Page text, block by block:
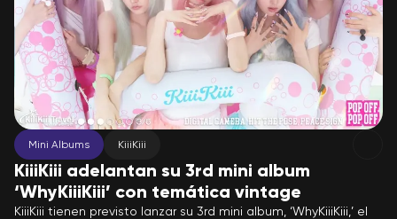
Mini Albums KiiiKiii
KiiiKiii adelantan su 3rd mini album
‘WhyKiiiKiii’ con temática vintage
KiiiKiii tienen previsto lanzar su 3rd mini album, ‘WhyKiiiKiii,’ el